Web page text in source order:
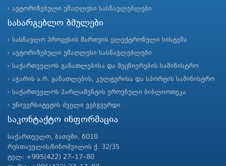
ავტორიზებული უმაღლესი სასწავლებლები
სასარგებლო ბმულები
სასწავლო პროცესის მართვის ელექტრონული სისტემა
ავტორიზებული უმაღლესი სასწავლებლები
საქართველოს განათლებისა და მეცნიერების სამინისტრო
აჭარის ა.რ. განათლების, კულტურისა და სპორტის სამინისტრო
საქართველოს პარლამენტის ეროვნული ბიბლიოთეკა
უნივერსიტეტის ძველი ვებგვერდი
საკონტაქტო ინფორმაცია
საქართველო, ბათუმი, 6010
რუსთაველის/ნინოშვილის ქ. 32/35
ტელ: +995(422) 27–17–80